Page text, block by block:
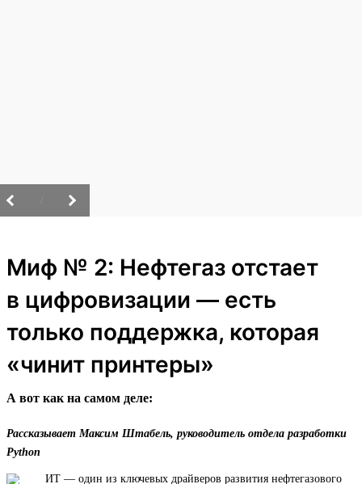
Миф № 2: Нефтегаз отстает
в цифровизации — есть
только поддержка, которая
«чинит принтеры»
А вот как на самом деле:
Рассказывает Максим Штабель, руководитель отдела разработки
Python
ИТ — один из ключевых драйверов развития нефтегазового